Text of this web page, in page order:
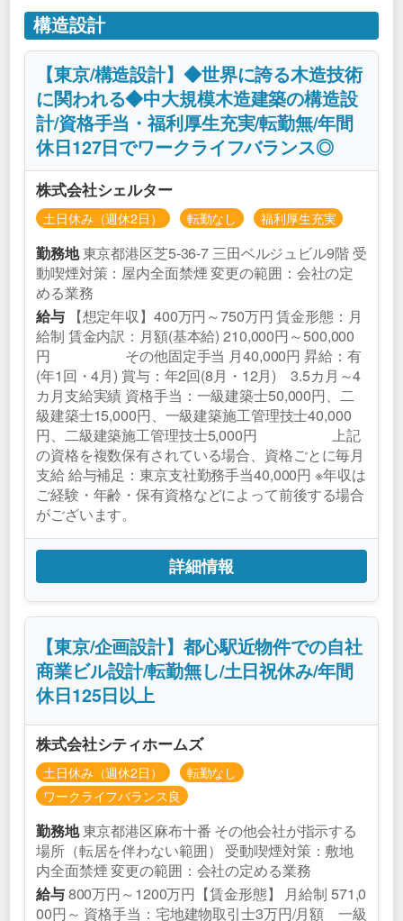
構造設計
【東京/構造設計】◆世界に誇る木造技術
に関われる◆中大規模木造建築の構造設
計/資格手当・福利厚生充実/転勤無/年間
休日127日でワークライフバランス◎
株式会社シェルター
土日休み（週休2日） 転勤なし 福利厚生充実
勤務地東京都港区芝5‐36-7 三田ベルジュビル9階 受
動喫煙対策：屋内全面禁煙 変更の範囲：会社の定
める業務
給与【想定年収】400万円～750万円 賃金形態：月
給制 賃金内訳：月額(基本給) 210,000円～500,000
円 その他固定手当 月40,000円 昇給：有
(年1回・4月) 賞与：年2回(8月・12月) 3.5カ月～4
カ月支給実績 資格手当：一級建築士50,000円、二
級建築士15,000円、一級建築施工管理技士40,000
円、二級建築施工管理技士5,000円 上記
の資格を複数保有されている場合、資格ごとに毎月
支給 給与補足：東京支社勤務手当40,000円 ※年収は
ご経験・年齢・保有資格などによって前後する場合
がございます。
詳細情報
【東京/企画設計】都心駅近物件での自社
商業ビル設計/転勤無し/土日祝休み/年間
休日125日以上
株式会社シティホームズ
土日休み（週休2日）
転勤なし
ワークライフバランス良
勤務地東京都港区麻布十番 その他会社が指示する
場所（転居を伴わない範囲） 受動喫煙対策：敷地
内全面禁煙 変更の範囲：会社の定める業務
給与800万円～1200万円【賃金形態】 月給制 571,0
00円～ 資格手当：宅地建物取引士3万円/月額 一級